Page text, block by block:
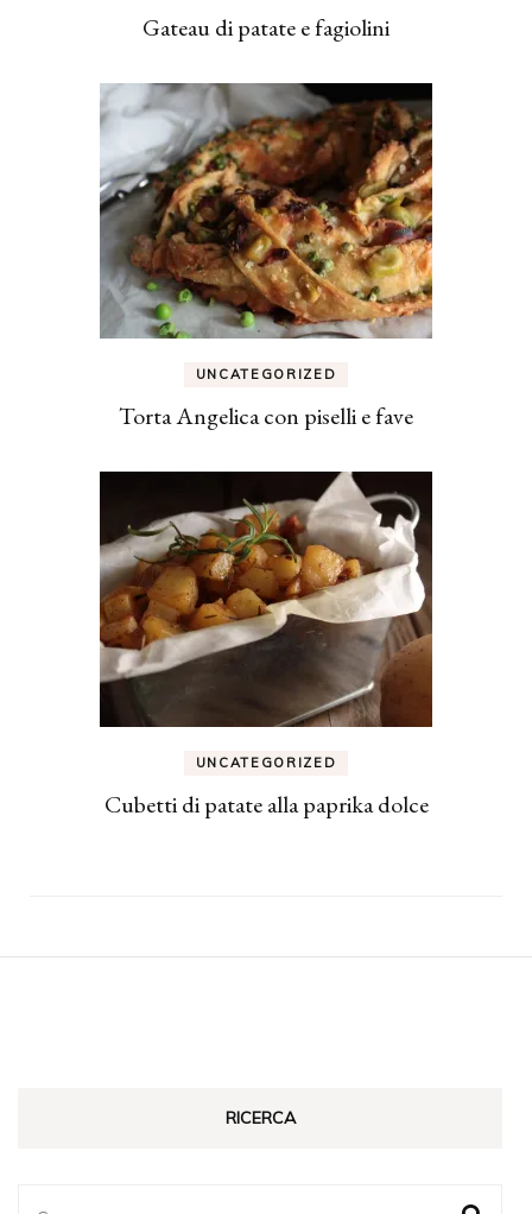
Gateau di patate e fagiolini
UNCATEGORIZED
Torta Angelica con piselli e fave
UNCATEGORIZED
Cubetti di patate alla paprika dolce
RICERCA